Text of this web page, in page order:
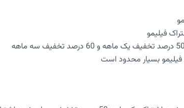
بسیار محدود است